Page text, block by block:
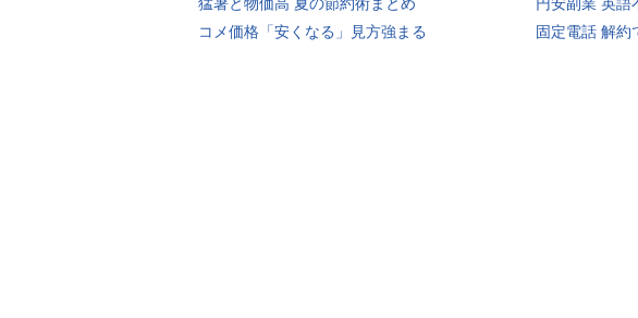
コメ価格「安くなる」見方強まる
固定電話 解約